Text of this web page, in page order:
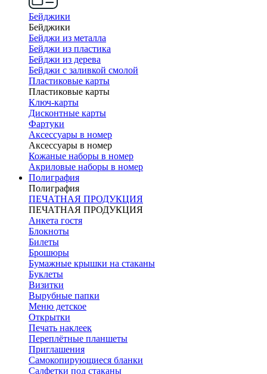
Бейджики
Бейджики
Бейджи из металла
Бейджи из пластика
Бейджи из дерева
Бейджи с заливкой смолой
Пластиковые карты
Пластиковые карты
Ключ-карты
Дисконтные карты
Фартуки
Аксессуары в номер
Аксессуары в номер
Кожаные наборы в номер
Акриловые наборы в номер
Полиграфия
Полиграфия
ПЕЧАТНАЯ ПРОДУКЦИЯ
ПЕЧАТНАЯ ПРОДУКЦИЯ
Анкета гостя
Блокноты
Билеты
Брошюры
Бумажные крышки на стаканы
Буклеты
Визитки
Вырубные папки
Меню детское
Открытки
Печать наклеек
Переплётные планшеты
Приглашения
Самокопирующиеся бланки
Салфетки под стаканы